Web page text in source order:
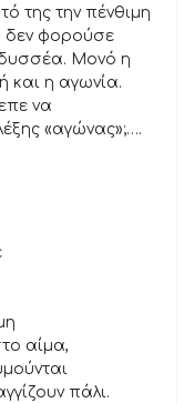
της την πένθιμη
δεν φορούσε
Μονό η
και η αγωνία.
να
«αγώνας»;….
αίμα,
πάλι.